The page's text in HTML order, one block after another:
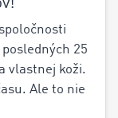
posledných 25
vlastnej koži.
Ale to nie